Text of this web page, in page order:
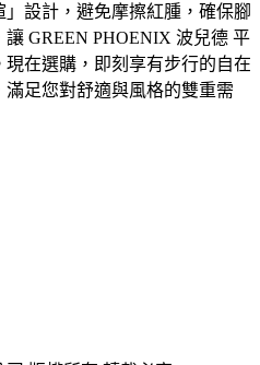
設計，避免摩擦紅腫，確保腳
GREEN PHOENIX 波兒德 平
在選購，即刻享有步行的自在
足您對舒適與風格的雙重需